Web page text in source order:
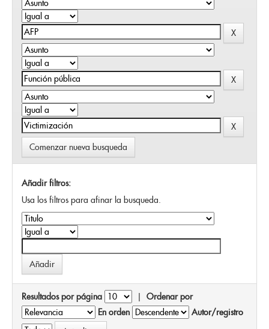
Comenzar nueva busqueda
Añadir filtros:
Usa los filtros para afinar la busqueda.
Resultados por página | Ordenar por
En orden
Autor/registro